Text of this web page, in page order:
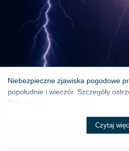
Niebezpieczne zjawiska pogodowe
popołudnie i wieczór. Szczegóły
Główne ...
Czytaj